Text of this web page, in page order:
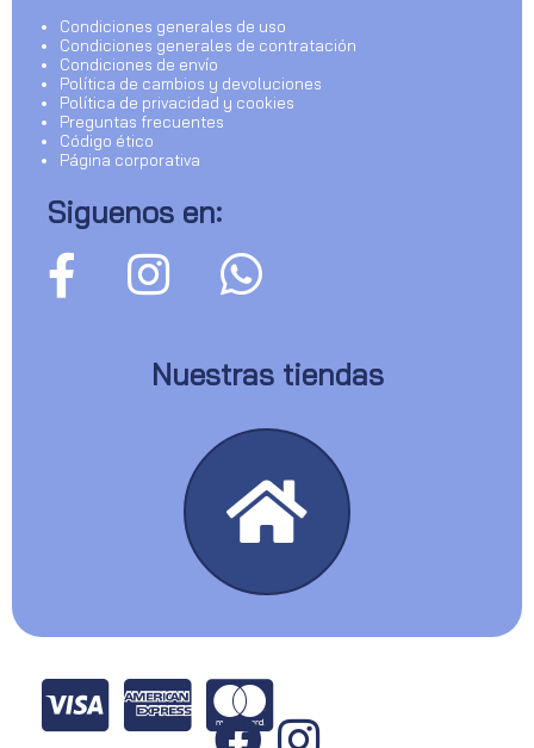
Condiciones generales de uso
Condiciones generales de contratación
Condiciones de envío
Política de cambios y devoluciones
Política de privacidad y cookies
Preguntas frecuentes
Código ético
Página corporativa
Siguenos en:
Nuestras tiendas